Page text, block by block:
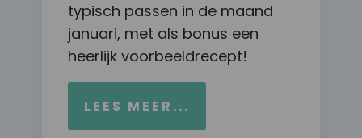
typisch passen in de maand
januari, met als bonus een
heerlijk voorbeeldrecept!
LEES MEER...